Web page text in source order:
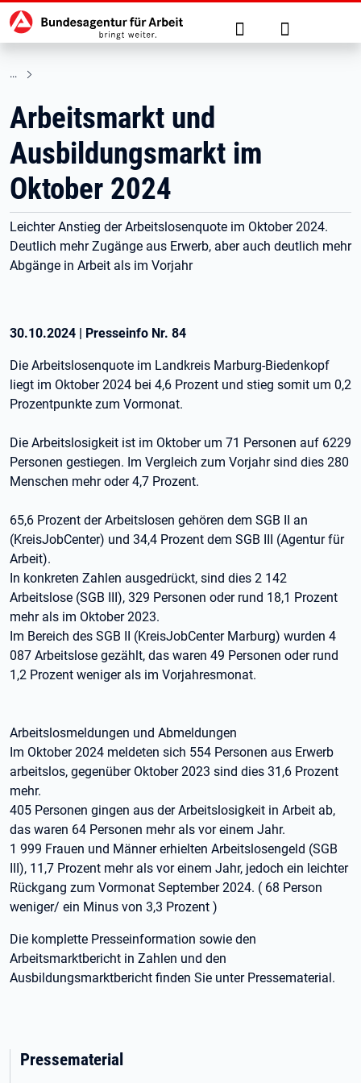
zu den Hauptinhalten springen
Hauptnavigation Suche Anmelden
Arbeitsmarkt und
Ausbildungsmarkt im
Oktober 2024
Leichter Anstieg der Arbeitslosenquote im Oktober 2024.
Deutlich mehr Zugänge aus Erwerb, aber auch deutlich mehr
Abgänge in Arbeit als im Vorjahr
30.10.2024 | Presseinfo Nr. 84
Die Arbeitslosenquote im Landkreis Marburg-Biedenkopf
liegt im Oktober 2024 bei 4,6 Prozent und stieg somit um 0,2
Prozentpunkte zum Vormonat.
Die Arbeitslosigkeit ist im Oktober um 71 Personen auf 6229
Personen gestiegen. Im Vergleich zum Vorjahr sind dies 280
Menschen mehr oder 4,7 Prozent.
65,6 Prozent der Arbeitslosen gehören dem SGB II an
(KreisJobCenter) und 34,4 Prozent dem SGB III (Agentur für
Arbeit).
In konkreten Zahlen ausgedrückt, sind dies 2 142
Arbeitslose (SGB III), 329 Personen oder rund 18,1 Prozent
mehr als im Oktober 2023.
Im Bereich des SGB II (KreisJobCenter Marburg) wurden 4
087 Arbeitslose gezählt, das waren 49 Personen oder rund
1,2 Prozent weniger als im Vorjahresmonat.
Arbeitslosmeldungen und Abmeldungen
Im Oktober 2024 meldeten sich 554 Personen aus Erwerb
arbeitslos, gegenüber Oktober 2023 sind dies 31,6 Prozent
mehr.
405 Personen gingen aus der Arbeitslosigkeit in Arbeit ab,
das waren 64 Personen mehr als vor einem Jahr.
1 999 Frauen und Männer erhielten Arbeitslosengeld (SGB
III), 11,7 Prozent mehr als vor einem Jahr, jedoch ein leichter
Rückgang zum Vormonat September 2024. ( 68 Person
weniger/ ein Minus von 3,3 Prozent )
Die komplette Presseinformation sowie den
Arbeitsmarktbericht in Zahlen und den
Ausbildungsmarktbericht finden Sie unter Pressematerial.
Pressematerial